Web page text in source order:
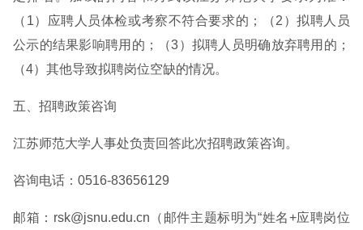
（1）应聘人员体检或考察不符合要求的；（2）拟聘人员
公示的结果影响聘用的；（3）拟聘人员明确放弃聘用的；
（4）其他导致拟聘岗位空缺的情况。
五、招聘政策咨询
江苏师范大学人事处负责回答此次招聘政策咨询。
咨询电话：0516-83656129
邮箱：rsk@jsnu.edu.cn（邮件主题标明为“姓名+应聘岗位